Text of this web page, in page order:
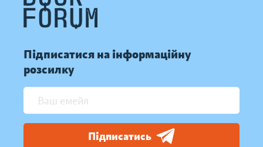
Підписатися на інформаційну
розсилку
Підписатись